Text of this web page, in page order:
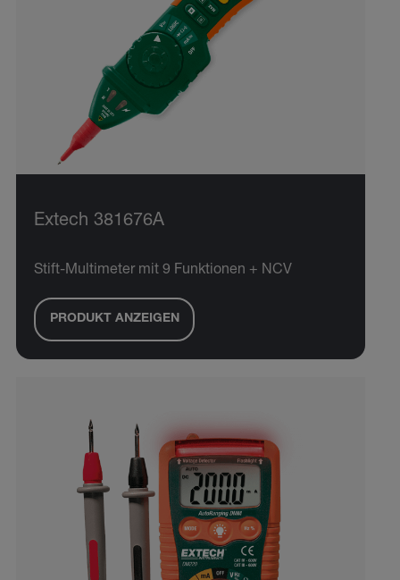
Extech 381676A
Stift-Multimeter mit 9 Funktionen + NCV
PRODUKT ANZEIGEN